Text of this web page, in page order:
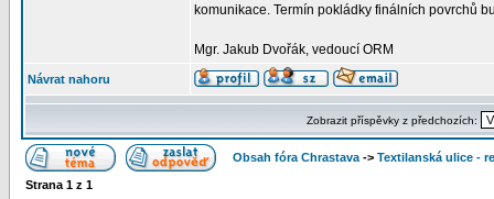
komunikace. Termín pokládky finálních povrchů
Mgr. Jakub Dvořák, vedoucí ORM
Návrat nahoru
Zobrazit příspěvky z předchozích:
Obsah fóra Chrastava -> Textilanská ulice -
Strana 1 z 1